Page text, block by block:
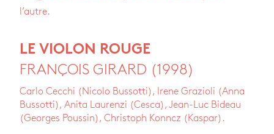
l’autre.
LE VIOLON ROUGE
FRANÇOIS GIRARD (1998)
Carlo Cecchi (Nicolo Bussotti), Irene Grazioli (Anna
Bussotti), Anita Laurenzi (Cesca), Jean-Luc Bideau
(Georges Poussin), Christoph Konncz (Kaspar).